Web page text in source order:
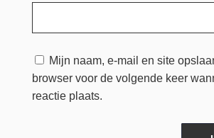
Mijn naam, e-mail en site
browser voor de volgende keer
reactie plaats.